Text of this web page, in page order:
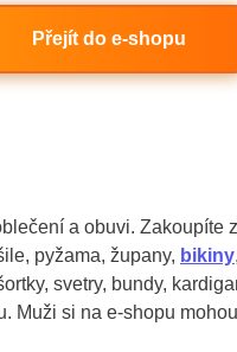
Přejít do e-shopu
a obuvi. Zakoupíte
pyžama, župany, bikiny,
svetry, bundy,
Muži si na e-shopu